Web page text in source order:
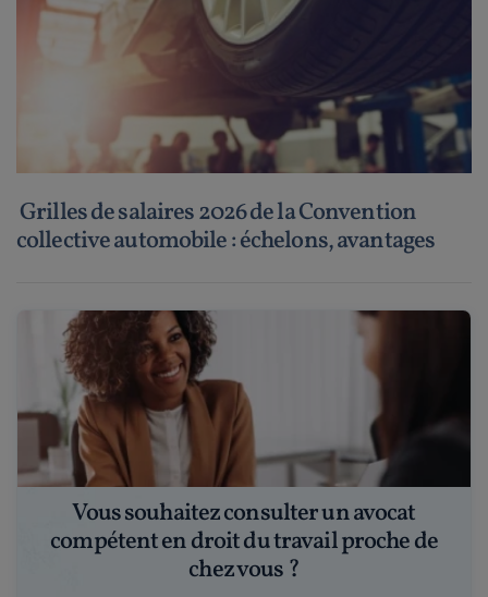
Grilles de salaires 2026 de la Convention
collective automobile : échelons, avantages
Vous souhaitez consulter un avocat
compétent en droit du travail proche de
chez vous ?